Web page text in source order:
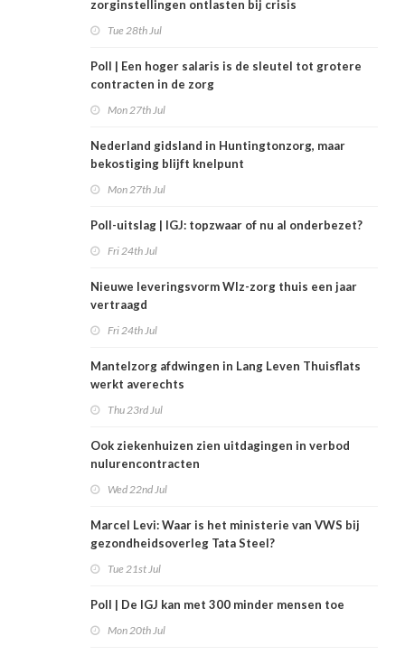
zorginstellingen ontlasten bij crisis
Tue 28th Jul
Poll | Een hoger salaris is de sleutel tot grotere
contracten in de zorg
Mon 27th Jul
Nederland gidsland in Huntingtonzorg, maar
bekostiging blijft knelpunt
Mon 27th Jul
Poll-uitslag | IGJ: topzwaar of nu al onderbezet?
Fri 24th Jul
Nieuwe leveringsvorm Wlz-zorg thuis een jaar
vertraagd
Fri 24th Jul
Mantelzorg afdwingen in Lang Leven Thuisflats
werkt averechts
Thu 23rd Jul
Ook ziekenhuizen zien uitdagingen in verbod
nulurencontracten
Wed 22nd Jul
Marcel Levi: Waar is het ministerie van VWS bij
gezondheidsoverleg Tata Steel?
Tue 21st Jul
Poll | De IGJ kan met 300 minder mensen toe
Mon 20th Jul